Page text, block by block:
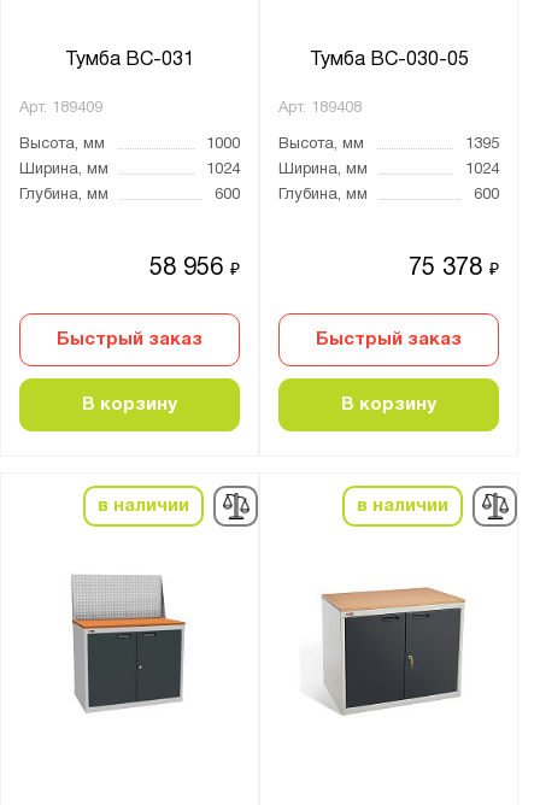
Тумба ВС-031
Арт. 189409
Высота, мм
1000
Ширина, мм
1024
Глубина, мм
600
58 956₽
Быстрый заказ
В корзину
Тумба ВС-030-05
Арт. 189408
Высота, мм
1395
Ширина, мм
1024
Глубина, мм
600
75 378₽
Быстрый заказ
В корзину
в наличии в наличии